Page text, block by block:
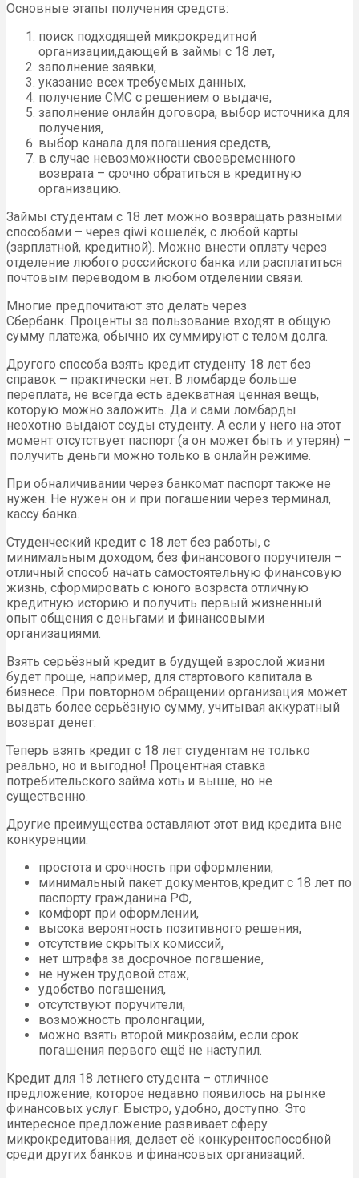
Основные этапы получения средств:
поиск подходящей микрокредитной
организации,дающей в займы с 18 лет,
заполнение заявки,
указание всех требуемых данных,
получение СМС с решением о выдаче,
заполнение онлайн договора, выбор источника для
получения,
выбор канала для погашения средств,
в случае невозможности своевременного
возврата – срочно обратиться в кредитную
организацию.
Займы студентам с 18 лет можно возвращать разными
способами – через qiwi кошелёк, с любой карты
(зарплатной, кредитной). Можно внести оплату через
отделение любого российского банка или расплатиться
почтовым переводом в любом отделении связи.
Многие предпочитают это делать через
Сбербанк. Проценты за пользование входят в общую
сумму платежа, обычно их суммируют с телом долга.
Другого способа взять кредит студенту 18 лет без
справок – практически нет. В ломбарде больше
переплата, не всегда есть адекватная ценная вещь,
которую можно заложить. Да и сами ломбарды
неохотно выдают ссуды студенту. А если у него на этот
момент отсутствует паспорт (а он может быть и утерян) –
получить деньги можно только в онлайн режиме.
При обналичивании через банкомат паспорт также не
нужен. Не нужен он и при погашении через терминал,
кассу банка.
Студенческий кредит с 18 лет без работы, с
минимальным доходом, без финансового поручителя –
отличный способ начать самостоятельную финансовую
жизнь, сформировать с юного возраста отличную
кредитную историю и получить первый жизненный
опыт общения с деньгами и финансовыми
организациями.
Взять серьёзный кредит в будущей взрослой жизни
будет проще, например, для стартового капитала в
бизнесе. При повторном обращении организация может
выдать более серьёзную сумму, учитывая аккуратный
возврат денег.
Теперь взять кредит с 18 лет студентам не только
реально, но и выгодно! Процентная ставка
потребительского займа хоть и выше, но не
существенно.
Другие преимущества оставляют этот вид кредита вне
конкуренции:
простота и срочность при оформлении,
минимальный пакет документов,кредит с 18 лет по
паспорту гражданина РФ,
комфорт при оформлении,
высока вероятность позитивного решения,
отсутствие скрытых комиссий,
нет штрафа за досрочное погашение,
не нужен трудовой стаж,
удобство погашения,
отсутствуют поручители,
возможность пролонгации,
можно взять второй микрозайм, если срок
погашения первого ещё не наступил.
Кредит для 18 летнего студента – отличное
предложение, которое недавно появилось на рынке
финансовых услуг. Быстро, удобно, доступно. Это
интересное предложение развивает сферу
микрокредитования, делает её конкурентоспособной
среди других банков и финансовых организаций.